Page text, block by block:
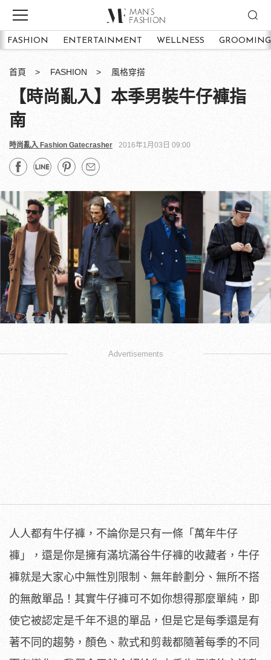
FASHION ENTERTAINMENT WELLNESS GROOMING
首頁 FASHION 風格穿搭
【時尚亂入】本季男裝牛仔褲指
南
時尚亂入 Fashion Gatecrasher 2016年1月03日 09:00
Advertisements
人人都有牛仔褲，不論你是只有一條「萬年牛仔
褲」，還是你是擁有滿坑滿谷牛仔褲的收藏者，牛仔
褲就是大家心中無性別限制、無年齡劃分、無所不搭
的無敵單品！其實牛仔褲可不如你想得那麼單純，即
使它被認定是千年不退的單品，但是它是每季還是有
著不同的趨勢，顏色、款式和剪裁都隨著每季的不同